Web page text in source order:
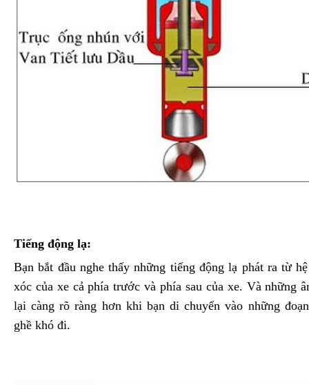
Tiếng động lạ:
Bạn bắt đầu nghe thấy những tiếng động lạ phát ra từ
xóc của xe cả phía trước và phía sau của xe. Và những
lại càng rõ ràng hơn khi bạn di chuyển vào những
ghề khó đi.